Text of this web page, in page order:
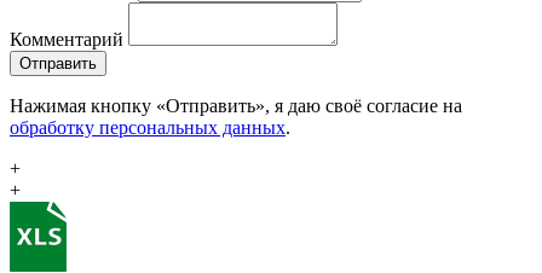
Комментарий
Отправить
Нажимая кнопку «Отправить», я даю своё согласие на
обработку персональных данных.
+
+